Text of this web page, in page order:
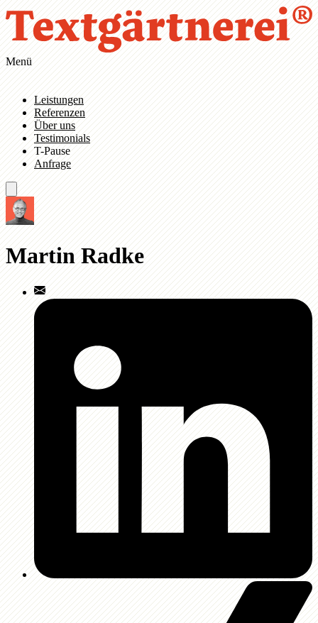
Zum Hauptinhalt springen
Zur Navigation springen
Menü
Leistungen
Referenzen
Über uns
Testimonials
T-Pause
Anfrage
Martin Radke